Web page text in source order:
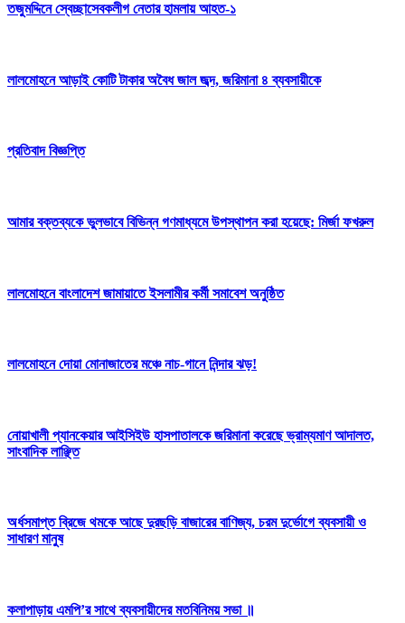
তজুমদ্দিনে স্বেচ্ছাসেবকলীগ নেতার হামলায় আহত-১
লালমোহনে আড়াই কোটি টাকার অবৈধ জাল জব্দ, জরিমানা ৪ ব্যবসায়ীকে
প্রতিবাদ বিজ্ঞপ্তি
আমার বক্তব্যকে ভুলভাবে বিভিন্ন গণমাধ্যমে উপস্থাপন করা হয়েছে: মির্জা ফখরুল
লালমোহনে বাংলাদেশ জামায়াতে ইসলামীর কর্মী সমাবেশ অনুষ্ঠিত
লালমোহনে দোয়া মোনাজাতের মঞ্চে নাচ-গানে নিন্দার ঝড়!
নোয়াখালী প্যানকেয়ার আইসিইউ হাসপাতালকে জরিমানা করেছে ভ্রাম্যমাণ আদালত,
সাংবাদিক লাঞ্ছিত
অর্ধসমাপ্ত ব্রিজে থমকে আছে দুরছড়ি বাজারের বাণিজ্য, চরম দুর্ভোগে ব্যবসায়ী ও
সাধারণ মানুষ
কলাপাড়ায় এমপি’র সাথে ব্যবসায়ীদের মতবিনিময় সভা ॥